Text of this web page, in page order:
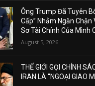
Ông Trump Đã Tuyên
Cấp” Nhằm Ngăn Chặn
Sơ Tài Chính Của Mình
August 5, 2026
THẾ GIỚI GỌI CHÍNH
IRAN LÀ “NGOẠI GIAO